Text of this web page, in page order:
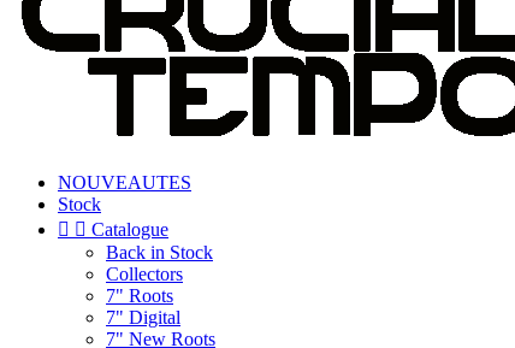
NOUVEAUTES
Stock
  Catalogue
Back in Stock
Collectors
7" Roots
7" Digital
7" New Roots